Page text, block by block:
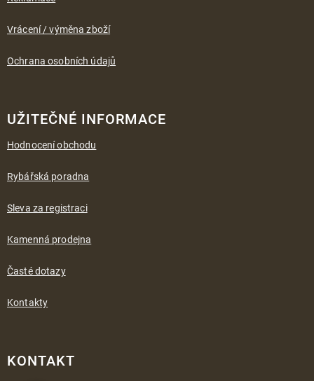
Vrácení / výměna zboží
Ochrana osobních údajů
UŽITEČNÉ INFORMACE
Hodnocení obchodu
Rybářská poradna
Sleva za registraci
Kamenná prodejna
Časté dotazy
Kontakty
KONTAKT